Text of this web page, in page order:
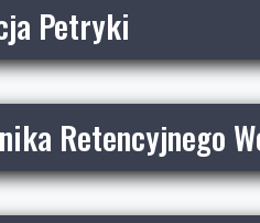
Petryki
Retencyjnego